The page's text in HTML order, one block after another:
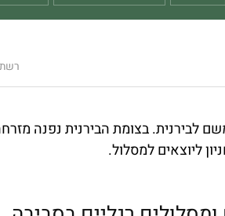
רשת
לבירנית. בצומת הבירנית נפנה
ליוצאים למסלול.